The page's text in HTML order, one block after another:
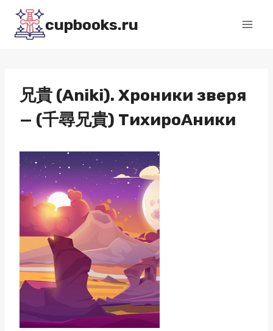
Перейти
содержимому
cupbooks.ru
兄貴 (Aniki). Хроники зверя
— (千尋兄貴) ТихироАники